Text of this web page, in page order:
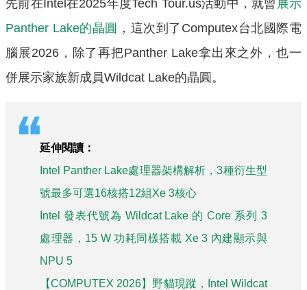
先前在Intel在2025年度Tech Tour.us活動中，就曾 展示
Panther Lake的晶圓 ，這次到了Computex台北國際電
腦展2026，除了再把Panther Lake拿出來之外，也一
併展示家族新成員Wildcat Lake的晶圓。
延伸閱讀：
Intel Panther Lake處理器架構解析，3種衍生型
號最多可選16核搭12組Xe 3核心
Intel 發表代號為 Wildcat Lake 的 Core 系列 3
處理器，15 W 功耗同樣搭載 Xe 3 內建顯示與
NPU 5
【COMPUTEX 2026】野貓現蹤，Intel Wildcat